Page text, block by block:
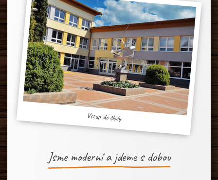
Vstup do školy
Jsme moderní a jdeme s dobou